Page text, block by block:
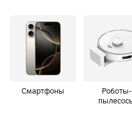
Смартфоны
Роботы-